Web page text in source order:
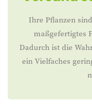
Ihre Pflanzen
maßgefertigtes
Dadurch ist die
ein Vielfaches